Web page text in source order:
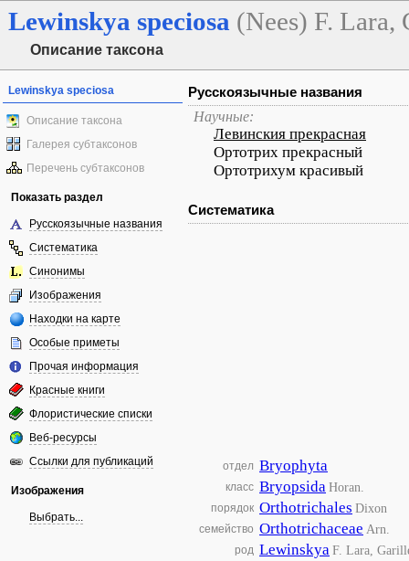
Lewinskya speciosa (Nees) F.
Описание таксона
Lewinskya speciosa
Описание таксона
Галерея субтаксонов
Перечень субтаксонов
Показать раздел
Русскоязычные названия
Систематика
Синонимы
Изображения
Находки на карте
Особые приметы
Прочая информация
Красные книги
Флористические списки
Веб-ресурсы
Ссылки для публикаций
Изображения
Выбрать...
Русскоязычные названия
Научные:
Левинския прекрасная
Ортотрих прекрасный
Ортотрихум красивый
Систематика
отдел Bryophyta
класс BryopsidaHoran.
порядок Orthotrichales Dixon
семейство Orthotrichaceae Arn.
род LewinskyaF. Lara,